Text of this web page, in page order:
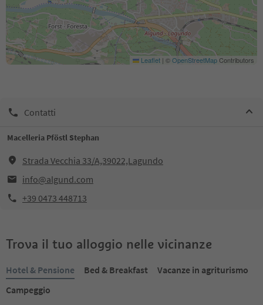
Leaflet | ©OpenStreetMapContributors
Contatti
Macelleria Pföstl Stephan
Strada Vecchia 33/A,39022,Lagundo
info@algund.com
+39 0473 448713
Trova il tuo alloggio nelle vicinanze
Hotel & Pensione Bed & Breakfast
Vacanze in agriturismo
Campeggio